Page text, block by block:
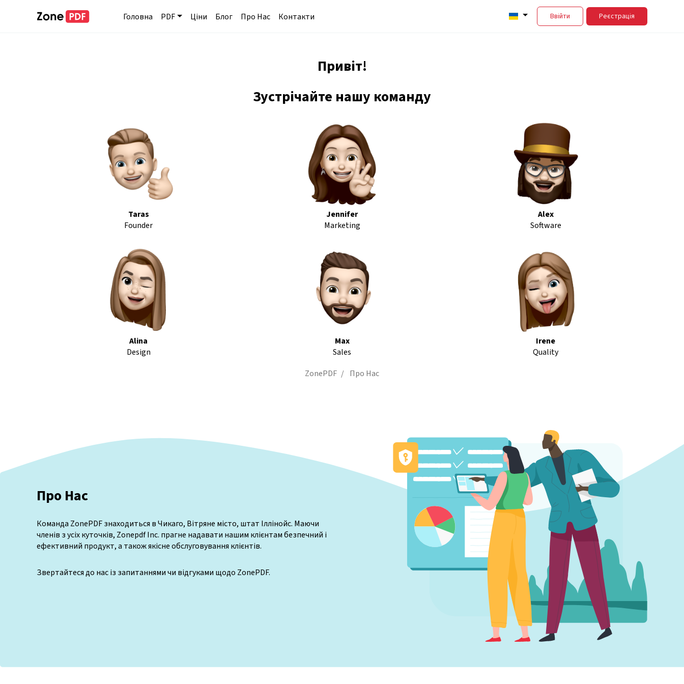
Головна PDF Ціни Блог Про Нас Контакти Ввійти Реєстрація
Привіт!
Зустрічайте нашу команду
Taras
Founder
Jennifer
Marketing
Alex
Software
Alina
Design
Max
Sales
Irene
Quality
ZonePDF
Про Нас
Про Нас
Команда ZonePDF знаходиться в Чикаго, Вітряне місто, штат Іллінойс. Маючи
членів з усіх куточків, Zonepdf Inc. прагне надавати нашим клієнтам безпечний і
ефективний продукт, а також якісне обслуговування клієнтів.
Звертайтеся до нас із запитаннями чи відгуками щодо ZonePDF.